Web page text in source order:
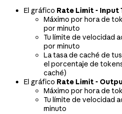
El gráfico Rate Limit - Input
Máximo por hora de
por minuto
Tu límite de velocidad
por minuto
La tasa de caché de
el porcentaje de
caché)
El gráfico Rate Limit -
Máximo por hora de
Tu límite de velocidad
minuto